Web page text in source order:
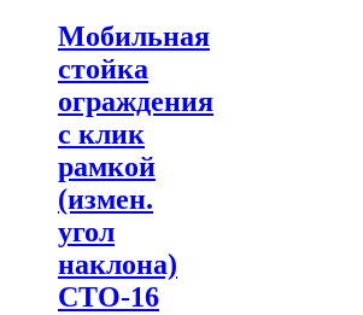
Мобильная
стойка
ограждения
с клик
рамкой
(измен.
угол
наклона)
СТО-16